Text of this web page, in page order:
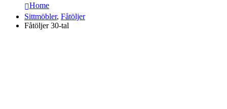
Home
Sittmöbler, Fåtöljer
Fåtöljer 30-tal